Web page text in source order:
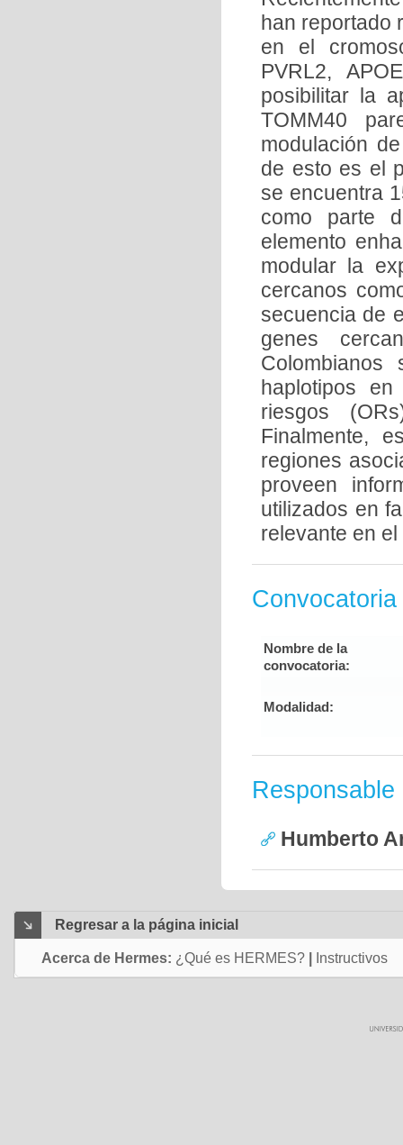
han reportado
en el
PVRL2,
posibilitar la
TOMM40
modulación
de esto es el
se encuentra
como parte
elemento
modular la
cercanos
secuencia de
genes
haplotipos
riesgos
Finalmente,
regiones
proveen
utilizados en
relevante en
Convocatoria
Nombre de la
convocatoria:
Modalidad:
Responsable
Humberto
Regresar a la página inicial
Acerca de Hermes: ¿Qué es HERMES? Instructivos